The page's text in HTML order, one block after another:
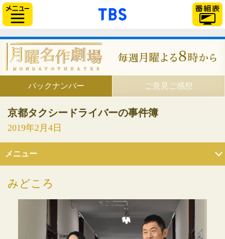
「TBSテレビ」トップ
バックナンバー ご意見ご感想
京都タクシードライバーの事件簿
2019年2月4日
メニュー
みどころ